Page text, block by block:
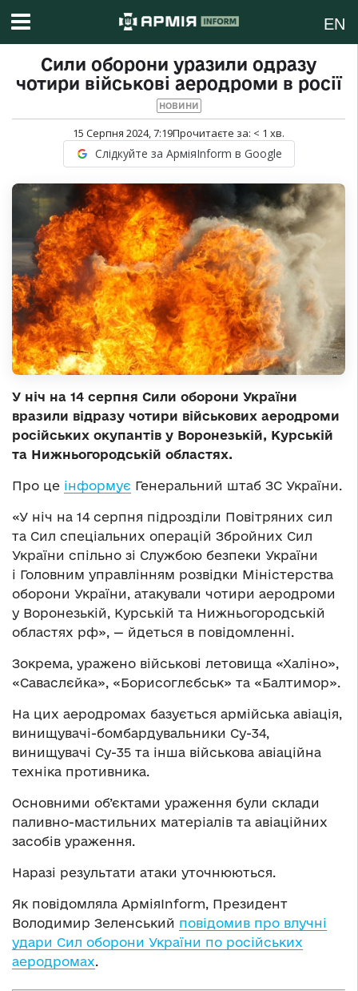
EN
Сили оборони уразили одразу
чотири військові аеродроми в росії
НОВИНИ
15 Серпня 2024, 7:19Прочитаєте за: < 1 хв.
Слідкуйте за АрміяInform в Google
У ніч на 14 серпня Сили оборони України
вразили відразу чотири військових аеродроми
російських окупантів у Воронезькій, Курській
та Нижньогородській областях.
Про це інформує Генеральний штаб ЗС України.
«У ніч на 14 серпня підрозділи Повітряних сил
та Сил спеціальних операцій Збройних Сил
України спільно зі Службою безпеки України
і Головним управлінням розвідки Міністерства
оборони України, атакували чотири аеродроми
у Воронезькій, Курській та Нижньогородській
областях рф», — йдеться в повідомленні.
Зокрема, уражено військові летовища «Халіно»,
«Саваслєйка», «Борисоглєбськ» та «Балтимор».
На цих аеродромах базується армійська авіація,
винищувачі-бомбардувальники Су-34,
винищувачі Су-35 та інша військова авіаційна
техніка противника.
Основними об’єктами ураження були склади
паливно-мастильних матеріалів та авіаційних
засобів ураження.
Наразі результати атаки уточнюються.
Як повідомляла АрміяInform, Президент
Володимир Зеленський повідомив про влучні
удари Сил оборони України по російських
аеродромах.